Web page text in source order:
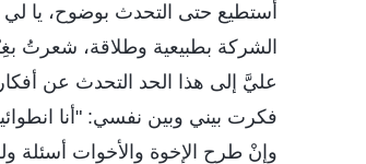
أستطيع حتى التحدث بوضوح، يا
الشركة بطبيعية وطلاقة، شعرتُ
عليَّ إلى هذا الحد التحدث عن
فكرت بيني وبين نفسي: "أنا
وإنْ طرح الإخوة والأخوات أسئلة